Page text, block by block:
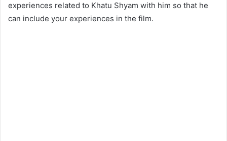
experiences related to Khatu Shyam with him so that he
can include your experiences in the film.